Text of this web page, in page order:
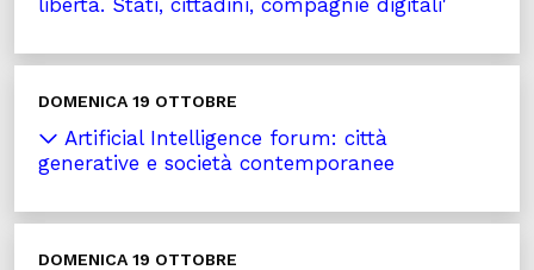
libertà. Stati, cittadini, compagnie digitali'
DOMENICA 19 OTTOBRE
Artificial Intelligence forum: città
generative e società contemporanee
DOMENICA 19 OTTOBRE